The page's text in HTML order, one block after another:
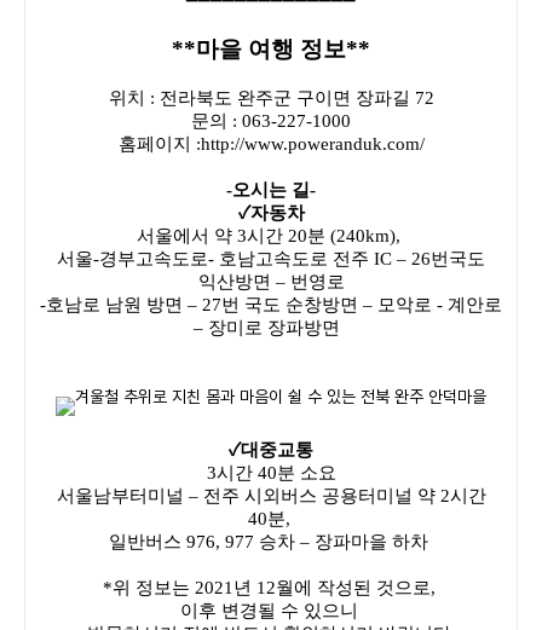
**마을 여행 정보**
위치 : 전라북도 완주군 구이면 장파길 72
문의 : 063-227-1000
홈페이지 :http://www.poweranduk.com/
-오시는 길-
✓자동차
서울에서 약 3시간 20분 (240km),
서울-경부고속도로- 호남고속도로 전주 IC – 26번국도
익산방면 – 번영로
-호남로 남원 방면 – 27번 국도 순창방면 – 모악로 - 계안로
– 장미로 장파방면
✓대중교통
3시간 40분 소요
서울남부터미널 – 전주 시외버스 공용터미널 약 2시간
40분,
일반버스 976, 977 승차 – 장파마을 하차
*위 정보는 2021년 12월에 작성된 것으로,
이후 변경될 수 있으니